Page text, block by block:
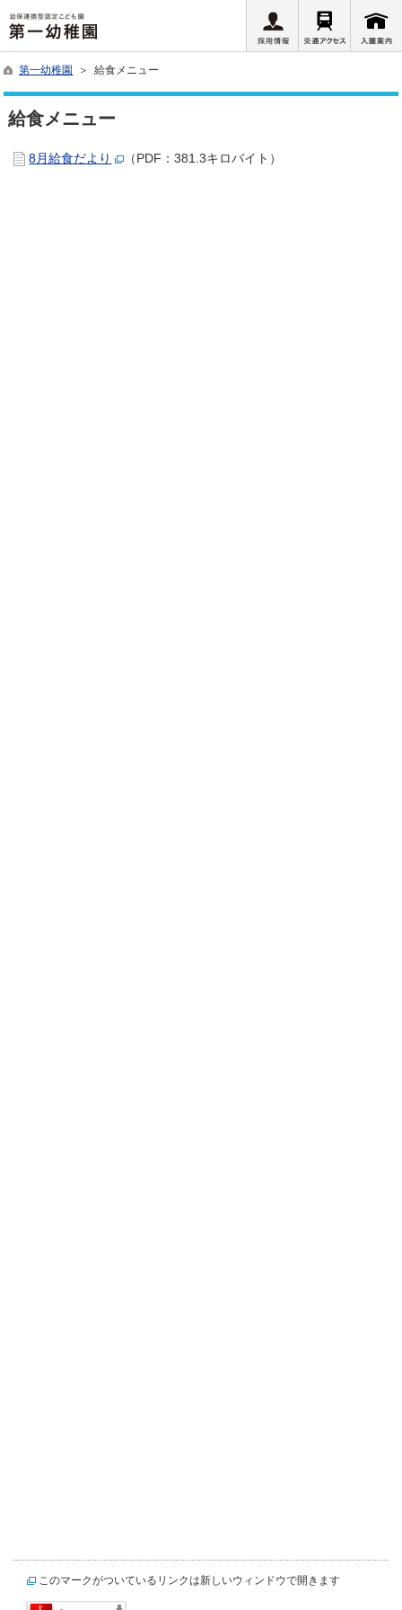
第一幼稚園 ＞ 給食メニュー
給食メニュー
8月給食だより （PDF：381.3キロバイト）
このマークがついているリンクは新しいウィンドウで開きます